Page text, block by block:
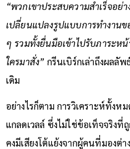
“พวกเขาประสบความสำเร็จอย่า
เปลี่ยนแปลงรูปแบบการทำงานข
ๆ รวมทั้งยื่นมือเข้าไปรับภาระหน้
ใครมาสั่ง” กรีนเบิร์กเล่าถึงผลลั
เดิม
อย่างไรก็ตาม การวิเคราะห์ทั้งห
แกลดเวลล์ ซึ่งไม่ใช่ข้อเท็จจริงที่
คงมีเสียงโต้แย้งจากผู้คนที่มองต่า